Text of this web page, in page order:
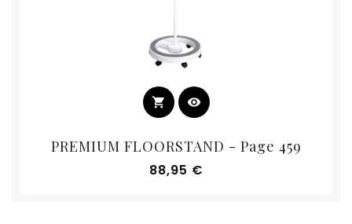
shopping_cart visibility
PREMIUM FLOORSTAND - Page 459
88,95 €